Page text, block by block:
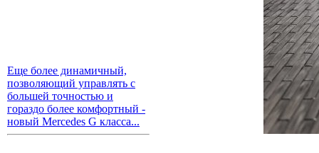
Еще более динамичный,
позволяющий управлять с
большей точностью и
гораздо более комфортный -
новый Mercedes G класса...